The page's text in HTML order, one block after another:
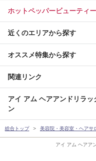
アイ アム ヘアア
ホットペッパービューティ
近くのエリアから探す
オススメ特集から探す
関連リンク
アイ アム ヘアアンドリラ
ン
総合トップ 美容院・美容室・ヘアサ